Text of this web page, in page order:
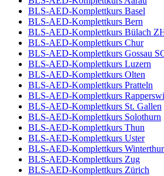
BLS-AED-Komplettkurs Basel
BLS-AED-Komplettkurs Bern
BLS-AED-Komplettkurs Bülach
BLS-AED-Komplettkurs Chur
BLS-AED-Komplettkurs Gossau
BLS-AED-Komplettkurs Luzern
BLS-AED-Komplettkurs Olten
BLS-AED-Komplettkurs Pratteln
BLS-AED-Komplettkurs
BLS-AED-Komplettkurs St. Gallen
BLS-AED-Komplettkurs Solothurn
BLS-AED-Komplettkurs Thun
BLS-AED-Komplettkurs Uster
BLS-AED-Komplettkurs Winterthur
BLS-AED-Komplettkurs Zug
BLS-AED-Komplettkurs Zürich